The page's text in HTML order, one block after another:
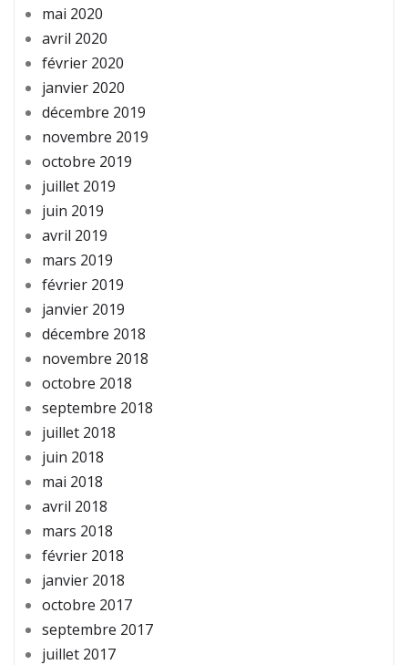
mai 2020
avril 2020
février 2020
janvier 2020
décembre 2019
novembre 2019
octobre 2019
juillet 2019
juin 2019
avril 2019
mars 2019
février 2019
janvier 2019
décembre 2018
novembre 2018
octobre 2018
septembre 2018
juillet 2018
juin 2018
mai 2018
avril 2018
mars 2018
février 2018
janvier 2018
octobre 2017
septembre 2017
juillet 2017